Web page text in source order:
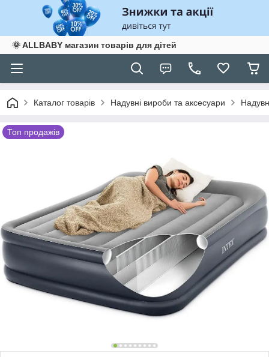
🌞 ALLBABY магазин товарів для дітей
Каталог товарів Надувні вироби та аксесуари
Топ продажів